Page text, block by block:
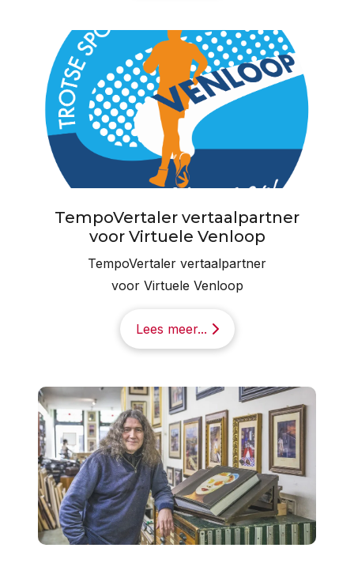
TempoVertaler vertaalpartner
voor Virtuele Venloop
TempoVertaler vertaalpartner
voor Virtuele Venloop
Lees meer...